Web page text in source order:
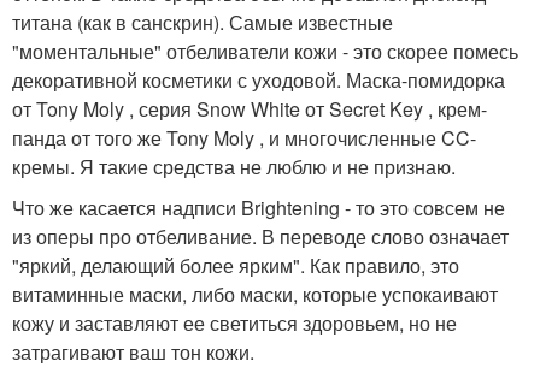
титана (как в санскрин). Самые известные
"моментальные" отбеливатели кожи - это скорее помесь
декоративной косметики с уходовой. Маска-помидорка
от Tony Moly , серия Snow White от Secret Key , крем-
панда от того же Tony Moly , и многочисленные CC-
кремы. Я такие средства не люблю и не признаю.
Что же касается надписи Brightening - то это совсем не
из оперы про отбеливание. В переводе слово означает
"яркий, делающий более ярким". Как правило, это
витаминные маски, либо маски, которые успокаивают
кожу и заставляют ее светиться здоровьем, но не
затрагивают ваш тон кожи.